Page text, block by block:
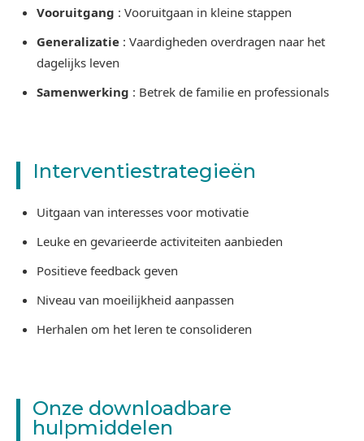
Vooruitgang : Vooruitgaan in kleine stappen
Generalizatie : Vaardigheden overdragen naar het
dagelijks leven
Samenwerking : Betrek de familie en professionals
Interventiestrategieën
Uitgaan van interesses voor motivatie
Leuke en gevarieerde activiteiten aanbieden
Positieve feedback geven
Niveau van moeilijkheid aanpassen
Herhalen om het leren te consolideren
Onze downloadbare
hulpmiddelen